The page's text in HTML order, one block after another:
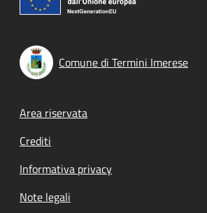
Comune di Termini Imerese
Footer menu
Area riservata
Crediti
Informativa privacy
Note legali